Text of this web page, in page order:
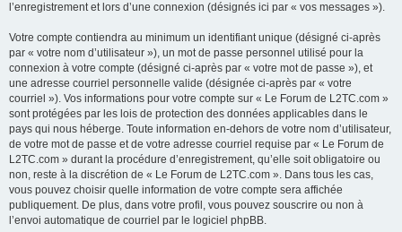
l’enregistrement et lors d’une connexion (désignés ici par « vos messages »).
Votre compte contiendra au minimum un identifiant unique (désigné ci-après
par « votre nom d’utilisateur »), un mot de passe personnel utilisé pour la
connexion à votre compte (désigné ci-après par « votre mot de passe »), et
une adresse courriel personnelle valide (désignée ci-après par « votre
courriel »). Vos informations pour votre compte sur « Le Forum de L2TC.com »
sont protégées par les lois de protection des données applicables dans le
pays qui nous héberge. Toute information en-dehors de votre nom d’utilisateur,
de votre mot de passe et de votre adresse courriel requise par « Le Forum de
L2TC.com » durant la procédure d’enregistrement, qu’elle soit obligatoire ou
non, reste à la discrétion de « Le Forum de L2TC.com ». Dans tous les cas,
vous pouvez choisir quelle information de votre compte sera affichée
publiquement. De plus, dans votre profil, vous pouvez souscrire ou non à
l’envoi automatique de courriel par le logiciel phpBB.